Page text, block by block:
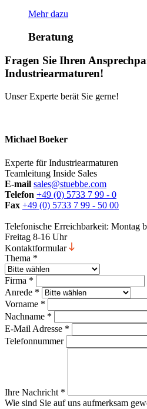
Mehr dazu
Beratung
Fragen Sie Ihren
Industriearmaturen!
Unser Experte berät Sie gerne!
Michael Boeker
Experte für Industriearmaturen
Teamleitung Inside Sales
E-mail sales@stuebbe.com
Telefon +49 (0) 5733 7 99 - 0
Fax +49 (0) 5733 7 99 - 50 00
Telefonische Erreichbarkeit: Montag
Freitag 8-16 Uhr
Kontaktformular
Thema *
Firma *
Anrede *
Vorname *
Nachname *
E-Mail Adresse *
Telefonnummer
Ihre Nachricht *
Wie sind Sie auf uns aufmerksam